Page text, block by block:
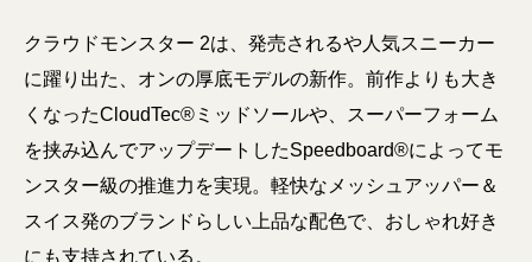
クラウドモンスター 2は、発売されるや人気スニーカー
に躍り出た、オンの厚底モデルの新作。前作よりも大き
くなった​​​​​​​​​​​​​​​​​​​​​​​​​​​​​​​​​​​​​​​​​​​​​CloudTec®ミッドソールや、​​​​​​​​​​​​​​​​​​​​​​​​​​​​​​​​​​​​​​​​​​​​​スーパーフォーム
を挟み込んでアップデートした​​​​​​​​​​​​​​​​​​​​​​​​​​​​​​​​​​​​​​​​​​​​​Speedboard®によって​​​​​​​​​​​​​​​​​​​​​​​​​​​​​​​​​​​​​​​​​​​​​モ
ンスター級の推進力を実現。軽快なメッシュアッパー＆
スイス発のブランドらしい上品な配色で、おしゃれ好き
にも支持されている。